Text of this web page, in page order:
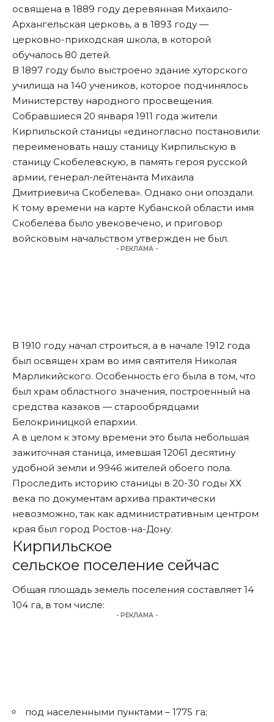
освящена в 1889 году деревянная Михаило-
Архангельская церковь, а в 1893 году —
церковно-приходская школа, в которой
обучалось 80 детей.
В 1897 году было выстроено здание хуторского
училища на 140 учеников, которое подчинялось
Министерству народного просвещения.
Собравшиеся 20 января 1911 года жители
Кирпильской станицы «единогласно постановили:
переименовать нашу станицу Кирпильскую в
станицу Скобелевскую, в память героя русской
армии, генерал-лейтенанта Михаила
Дмитриевича Скобелева». Однако они опоздали.
К тому времени на карте Кубанской области имя
Скобелева было увековечено, и приговор
войсковым начальством утвержден не был.
- РЕКЛАМА -
В 1910 году начал строиться, а в начале 1912 года
был освящен храм во имя святителя Николая
Марликийского. Особенность его была в том, что
был храм областного значения, построенный на
средства казаков — старообрядцами
Белокриницкой епархии.
А в целом к этому времени это была небольшая
зажиточная станица, имевшая 12061 десятину
удобной земли и 9946 жителей обоего пола.
Проследить историю станицы в 20-30 годы ХХ
века по документам архива практически
невозможно, так как административным центром
края был город Ростов-на-Дону.
Кирпильское
сельское поселение сейчас
Общая площадь земель поселения составляет 14
104 га, в том числе:
- РЕКЛАМА -
под населенными пунктами – 1775 га;